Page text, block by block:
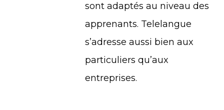
sont adaptés au niveau des
apprenants. Telelangue
s’adresse aussi bien aux
particuliers qu’aux
entreprises.